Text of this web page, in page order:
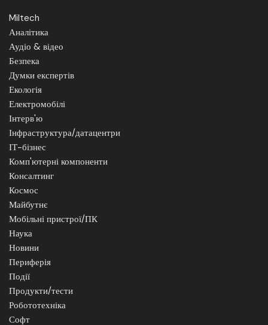
Miltech
Аналітика
Аудіо & відео
Безпека
Думки експертів
Екологія
Електромобілі
Інтерв'ю
Інфраструктура/датацентри
ІТ-бізнес
Комп'ютерні компоненти
Консалтинг
Космос
Майбутнє
Мобільні пристрої/ПК
Наука
Новини
Периферія
Події
Продукти/тести
Робототехніка
Софт